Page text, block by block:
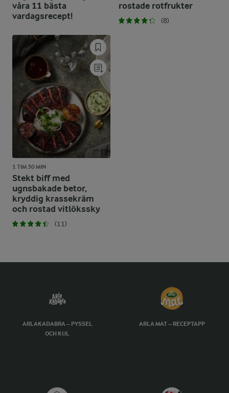
våra 11 bästa
vardagsrecept!
rostade rotfrukter
(8)
1 TIM 30 MIN
Stekt biff med
ugnsbakade betor,
kryddig krassekräm
och rostad vitlökssky
(11)
ARLAKADABRA – PYSSEL
OCH KUL
ARLA MAT – RECEPTAPP